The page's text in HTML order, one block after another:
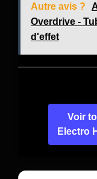
Autre avis ?
Overdrive -
d'effet
Voir
Electro